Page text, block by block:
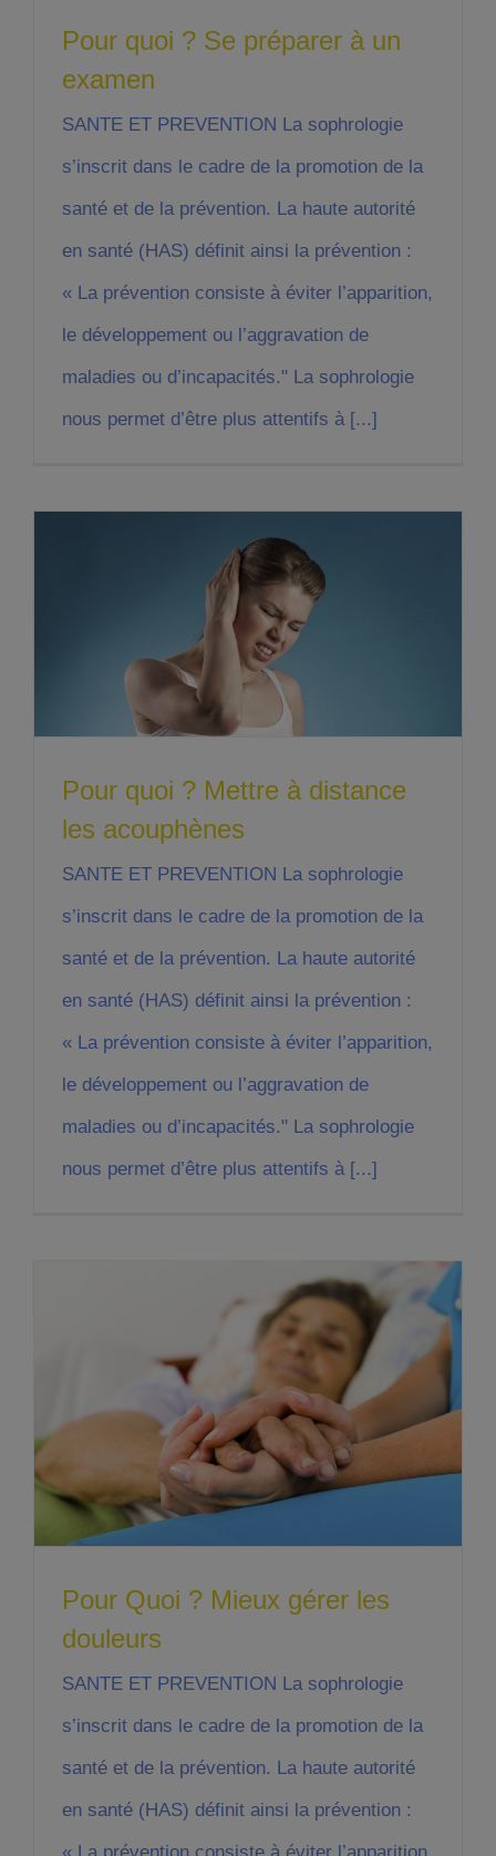
Pour quoi ? Se préparer à un
examen
SANTE ET PREVENTION La sophrologie
s’inscrit dans le cadre de la promotion de la
santé et de la prévention. La haute autorité
en santé (HAS) définit ainsi la prévention :
« La prévention consiste à éviter l’apparition,
le développement ou l’aggravation de
maladies ou d’incapacités." La sophrologie
nous permet d’être plus attentifs à [...]
Pour quoi ? Mettre à distance
les acouphènes
SANTE ET PREVENTION La sophrologie
s’inscrit dans le cadre de la promotion de la
santé et de la prévention. La haute autorité
en santé (HAS) définit ainsi la prévention :
« La prévention consiste à éviter l’apparition,
le développement ou l’aggravation de
maladies ou d’incapacités." La sophrologie
nous permet d’être plus attentifs à [...]
Pour Quoi ? Mieux gérer les
douleurs
SANTE ET PREVENTION La sophrologie
s’inscrit dans le cadre de la promotion de la
santé et de la prévention. La haute autorité
en santé (HAS) définit ainsi la prévention :